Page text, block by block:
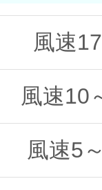
風速
風速10
風速5